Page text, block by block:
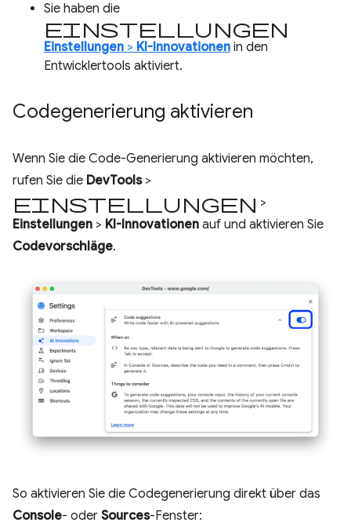
Sie haben die
Einstellungen
Einstellungen > KI-Innovationen in den
Entwicklertools aktiviert.
Codegenerierung aktivieren
Wenn Sie die Code-Generierung aktivieren möchten,
rufen Sie die DevTools>
Einstellungen >
Einstellungen > KI-Innovationen auf und aktivieren Sie
Codevorschläge.
So aktivieren Sie die Codegenerierung direkt über das
Console- oder Sources-Fenster: